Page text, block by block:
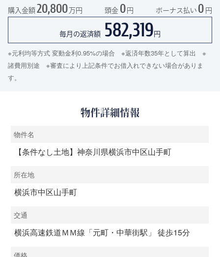
購入金額 20,800万円 頭金 0 円 ボーナス払い 0 円
毎月の返済額 582,319 円
※元利均等方式 変動金利0.95%の場合 ※返済年数35年として算出 ※
諸費用別途 ※審査により上記条件でお借入れできない場合がありま
す。
物件詳細情報
物件名
【条件なし土地】神奈川県横浜市中区山手町
所在地
横浜市中区山手町
交通
横浜高速鉄道ＭＭ線「元町・中華街駅」 徒歩15分